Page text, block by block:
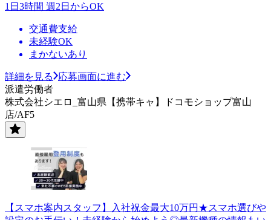
1日3時間 週2日からOK
交通費支給
未経験OK
まかないあり
詳細を見る
応募画面に進む
派遣労働者
株式会社シエロ_富山県【携帯キャ】ドコモショップ富山
店/AF5
【スマホ案内スタッフ】入社祝金最大10万円★スマホ選びや